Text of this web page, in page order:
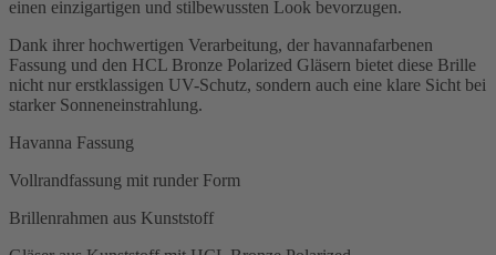
einen einzigartigen und stilbewussten Look bevorzugen.
Dank ihrer hochwertigen Verarbeitung, der havannafarbenen
Fassung und den HCL Bronze Polarized Gläsern bietet diese Brille
nicht nur erstklassigen UV-Schutz, sondern auch eine klare Sicht bei
starker Sonneneinstrahlung.
Havanna Fassung
Vollrandfassung mit runder Form
Brillenrahmen aus Kunststoff